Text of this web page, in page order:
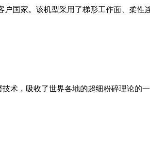
国家。该机型采用了梯形工作面、柔
术，吸收了世界各地的超细粉碎理论的